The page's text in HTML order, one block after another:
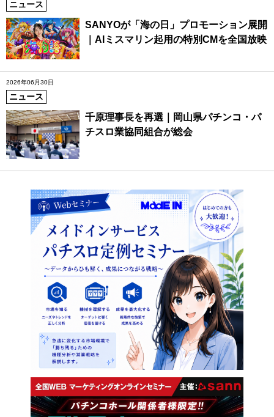
ニュース
SANYOが「海の日」プロモーション展開
｜AIミスマリン起用の特別CMを全国放映
2026年06月30日
ニュース
千原理事長を再選｜岡山県パチンコ・パ
チスロ業協同組合が総会